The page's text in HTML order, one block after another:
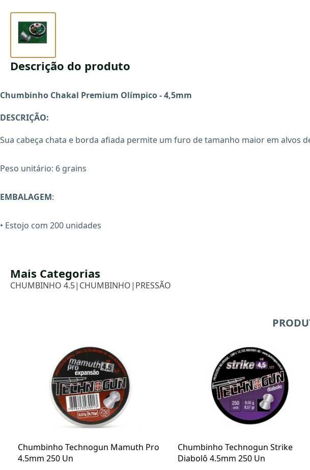
Descrição do produto
Chumbinho Chakal Premium Olímpico - 4,5mm
DESCRIÇÃO:
Sua cabeça chata e borda afiada permite um furo de tamanho maior em alvos
Peso unitário: 6 grains
EMBALAGEM:
• Estojo com 200 unidades
Mais Categorias
CHUMBINHO 4.5| CHUMBINHO| PRESSÃO
Chumbinho Technogun Mamuth Pro
4.5mm 250 Un
Chumbinho Technogun Strike
Diabolô 4.5mm 250 Un